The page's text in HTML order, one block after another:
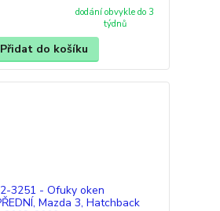
dodání obvykle do 3
týdnů
Přidat do košíku